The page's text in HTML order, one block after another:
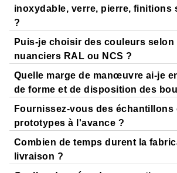
d'urinoirs, disponibles dans des
sont en vente chez les revendeurs
Trouver un revendeur spécialisé
inoxydable, verre, pierre, finitions
?
La plaque de déclenchement Geberit
Geberit ne propose des finitions
les plaques en acier inoxydable. Les
personnalisées ne sont pas proposées
panneaux en verre, en plastique ou
matériaux.
Puis-je choisir des couleurs selon
nuanciers RAL ou NCS ?
Non, les finitions disponibles sont
proposés par divers fabricants. Vous ne
utiliser les couleurs des nuanciers
notre gamme personnalisée pour
Type 40.
Quelle marge de manœuvre ai-je
de forme et de disposition des
Les finitions personnalisées s'inspirent
Geberit Sigma40 et Type 40. La forme
des boutons sont donc fixes et ne
Fournissez-vous des échantillons
prototypes à l'avance ?
Oui, nous proposons des échantillons
Combien de temps durent la
livraison ?